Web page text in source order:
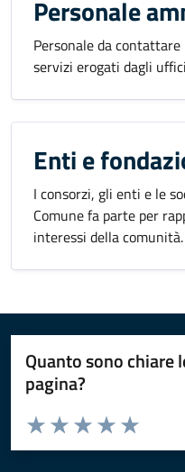
Personale
Personale da
servizi erogati dagli
Enti e
I consorzi, gli enti e le
Comune fa parte per
interessi della comunità.
Quanto sono chiare
pagina?
Valuta da 1 a 5 stelle la pagina
Valuta 5
Valuta 4
Valuta 3 stelle su
Valuta 2 stelle su 5
Valuta 1 stelle su 5